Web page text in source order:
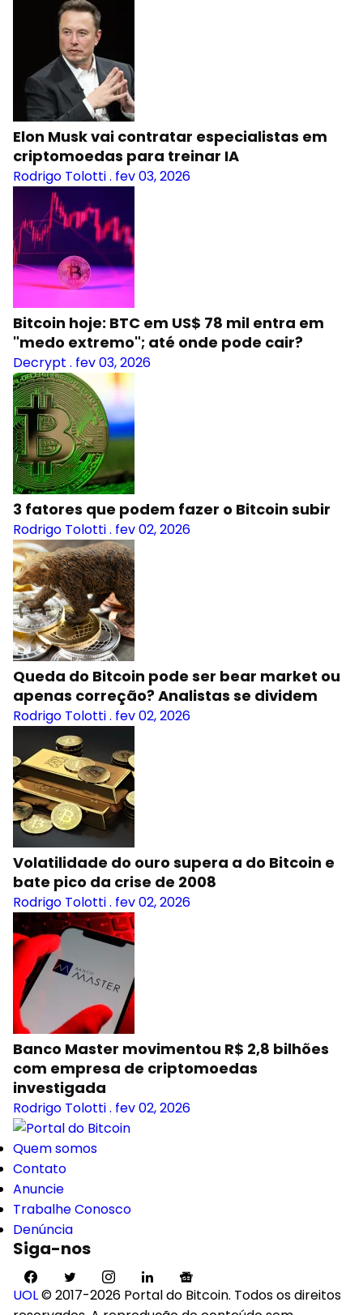
Elon Musk vai contratar especialistas em
criptomoedas para treinar IA
Rodrigo Tolotti. fev 03, 2026
Bitcoin hoje: BTC em US$ 78 mil entra em
"medo extremo"; até onde pode cair?
Decrypt . fev 03, 2026
3 fatores que podem fazer o Bitcoin subir
Rodrigo Tolotti. fev 02, 2026
Queda do Bitcoin pode ser bear market ou
apenas correção? Analistas se dividem
Rodrigo Tolotti. fev 02, 2026
Volatilidade do ouro supera a do Bitcoin e
bate pico da crise de 2008
Rodrigo Tolotti. fev 02, 2026
Banco Master movimentou R$ 2,8 bilhões
com empresa de criptomoedas
investigada
Rodrigo Tolotti. fev 02, 2026
Quem somos
Contato
Anuncie
Trabalhe Conosco
Denúncia
Siga-nos
UOL© 2017-2026 Portal do Bitcoin. Todos os direitos